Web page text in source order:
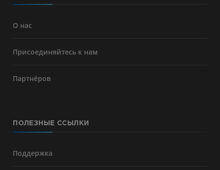
О нас
Присоединяйтесь к нам
Партнёров
ПОЛЕЗНЫЕ ССЫЛКИ
Поддержка